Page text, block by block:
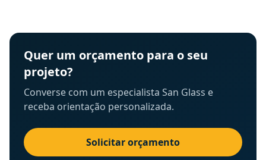
Quer um orçamento para o seu
projeto?
Converse com um especialista San Glass e
receba orientação personalizada.
Solicitar orçamento